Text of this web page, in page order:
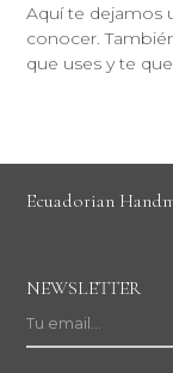
Aquí te dejamos
conocer.
que uses y te
Ecuadorian
NEWSLETTER